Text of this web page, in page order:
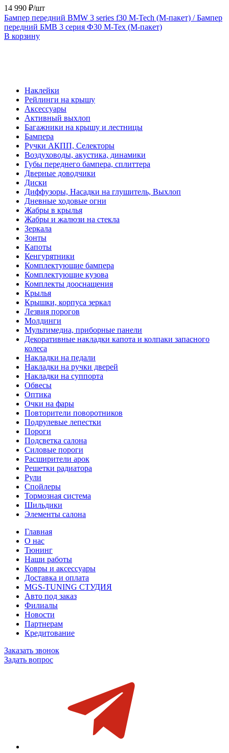
14 990 ₽/шт
Бампер передний BMW 3 series f30 М-Tech (М-пакет) / Бампер
передний БМВ 3 серия Ф30 М-Тех (М-пакет)
В корзину
Наклейки
Рейлинги на крышу
Аксессуары
Активный выхлоп
Багажники на крышу и лестницы
Бампера
Ручки АКПП, Селекторы
Воздуховоды, акустика, динамики
Губы переднего бампера, сплиттера
Дверные доводчики
Диски
Диффузоры, Насадки на глушитель, Выхлоп
Дневные ходовые огни
Жабры в крылья
Жабры и жалюзи на стекла
Зеркала
Зонты
Капоты
Кенгурятники
Комплектующие бампера
Комплектующие кузова
Комплекты дооснащения
Крылья
Крышки, корпуса зеркал
Лезвия порогов
Молдинги
Мультимедиа, приборные панели
Декоративные накладки капота и колпаки запасного
колеса
Накладки на педали
Накладки на ручки дверей
Накладки на суппорта
Обвесы
Оптика
Очки на фары
Повторители поворотников
Подрулевые лепестки
Пороги
Подсветка салона
Силовые пороги
Расширители арок
Решетки радиатора
Рули
Спойлеры
Тормозная система
Шильдики
Элементы салона
Главная
О нас
Тюнинг
Наши работы
Ковры и аксессуары
Доставка и оплата
MGS-TUNING СТУДИЯ
Авто под заказ
Филиалы
Новости
Партнерам
Кредитование
Заказать звонок
Задать вопрос